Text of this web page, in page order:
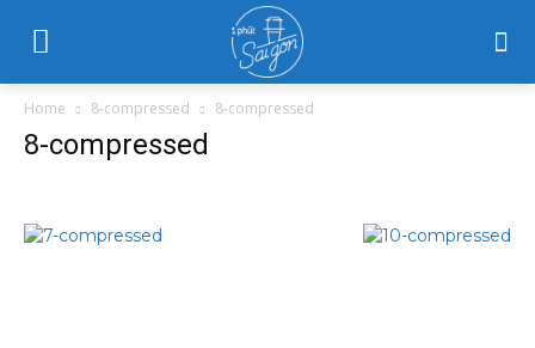
Home 8-compressed 8-compressed
8-compressed